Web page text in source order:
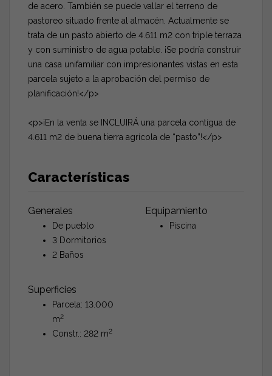
de acero. También se puede vallar el terreno de
pastoreo situado frente al almacén. Actualmente se
trata de un pasto abierto de 4.611 m2 con triple terraza
y con suministro de agua potable. ¡Se podría construir
una casa unifamiliar con impresionantes vistas en esta
parcela sujeto a la aprobación del permiso de
planificación!</p>
<p>¡En la venta se INCLUIRÁ una parcela contigua de
4.611 m2 de buena tierra agrícola de “pasto”!</p>
Características
Generales
De pueblo
3 Dormitorios
2 Baños
Superficies
Parcela: 13.000
m2
Constr.: 282 m2
Equipamiento
Piscina